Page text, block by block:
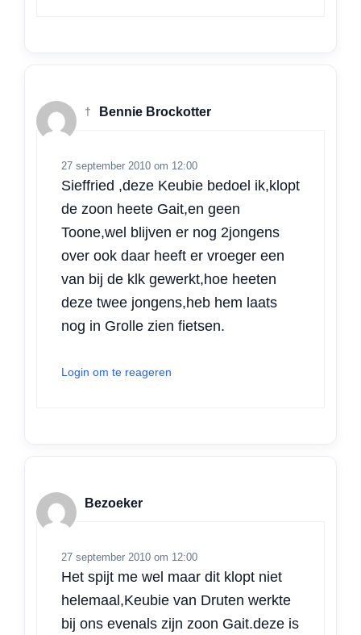
† Bennie Brockotter
27 september 2010 om 12:00
Sieffried ,deze Keubie bedoel ik,klopt
de zoon heete Gait,en geen
Toone,wel blijven er nog 2jongens
over ook daar heeft er vroeger een
van bij de klk gewerkt,hoe heeten
deze twee jongens,heb hem laats
nog in Grolle zien fietsen.
Login om te reageren
Bezoeker
27 september 2010 om 12:00
Het spijt me wel maar dit klopt niet
helemaal,Keubie van Druten werkte
bij ons evenals zijn zoon Gait.deze is